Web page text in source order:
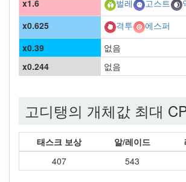
x1.6
벌레 고스트
x0.625
격투
에스퍼
x0.39
없음
x0.244
없음
고디탱의 개체값 최대
태스크 보상 알/레이드
407
543